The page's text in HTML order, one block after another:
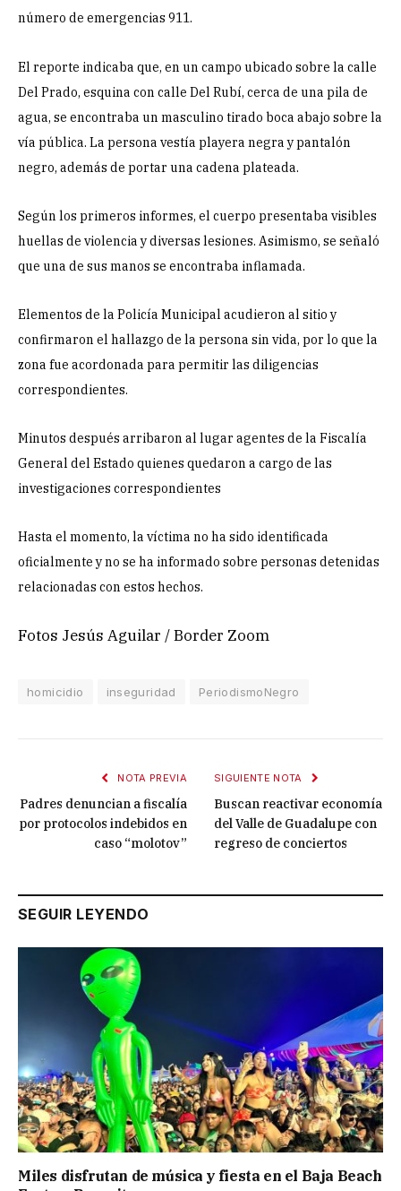
número de emergencias 911.
El reporte indicaba que, en un campo ubicado sobre la calle
Del Prado, esquina con calle Del Rubí, cerca de una pila de
agua, se encontraba un masculino tirado boca abajo sobre la
vía pública. La persona vestía playera negra y pantalón
negro, además de portar una cadena plateada.
Según los primeros informes, el cuerpo presentaba visibles
huellas de violencia y diversas lesiones. Asimismo, se señaló
que una de sus manos se encontraba inflamada.
Elementos de la Policía Municipal acudieron al sitio y
confirmaron el hallazgo de la persona sin vida, por lo que la
zona fue acordonada para permitir las diligencias
correspondientes.
Minutos después arribaron al lugar agentes de la Fiscalía
General del Estado quienes quedaron a cargo de las
investigaciones correspondientes
Hasta el momento, la víctima no ha sido identificada
oficialmente y no se ha informado sobre personas detenidas
relacionadas con estos hechos.
Fotos Jesús Aguilar / Border Zoom
homicidio inseguridad PeriodismoNegro
NOTA PREVIA
Padres denuncian a fiscalía
por protocolos indebidos en
caso “molotov”
SIGUIENTE NOTA
Buscan reactivar economía
del Valle de Guadalupe con
regreso de conciertos
SEGUIR LEYENDO
Miles disfrutan de música y fiesta en el Baja Beach